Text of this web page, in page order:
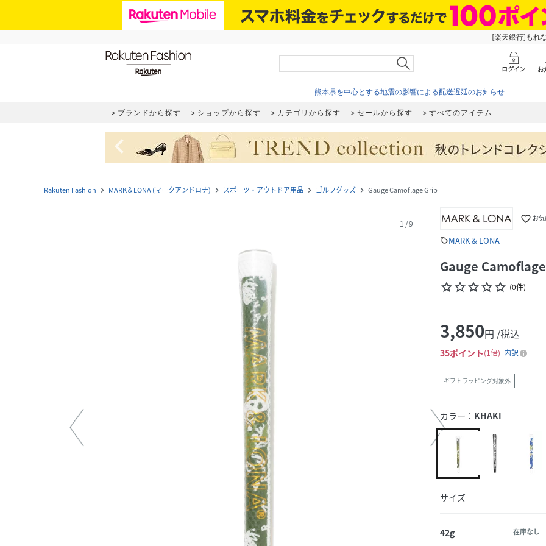
[楽天銀行]もれ
熊本県を中心とする地震の影響による配送遅延のお知らせ
ブランドから探す ショップから探す カテゴリから探す セールから探す すべてのアイテム
navigate_before
Rakuten Fashion navigate_next MARK＆LONA (マークアンドロナ) navigate_next スポーツ・アウトドア用品 navigate_next ゴルフグッズ navigate_next Gauge Camoflage Grip
1 /9 favorite_border お
sellMARK & LONA
Gauge
star_borderstar_borderstar_borderstar_borderstar_border (0件)
3,850円 /税込
35ポイント 1倍 内訳
ギフトラッピング対象外
カラー： KHAKI
サイズ
42g 在庫なし